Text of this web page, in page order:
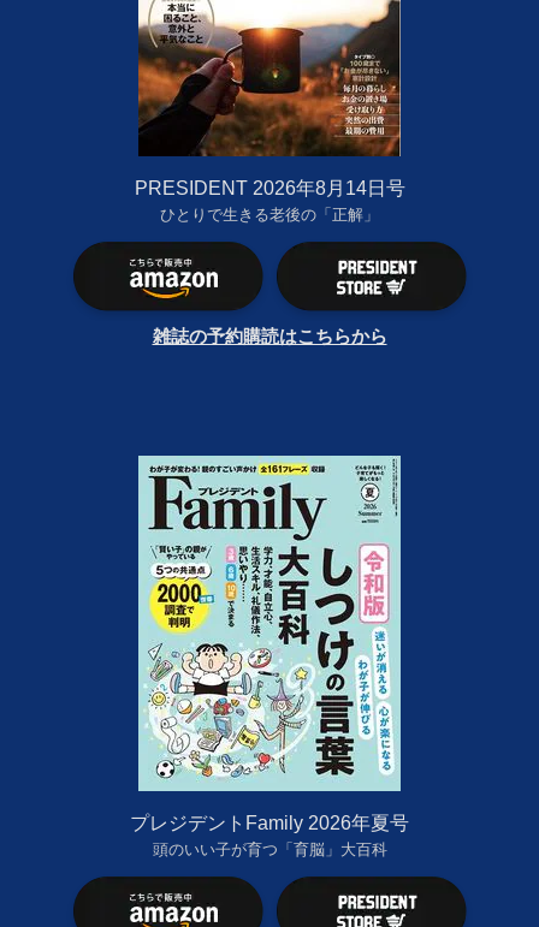
PRESIDENT 2026年8月14日号
ひとりで生きる老後の「正解」
雑誌の予約購読はこちらから
プレジデントFamily 2026年夏号
頭のいい子が育つ「育脳」大百科